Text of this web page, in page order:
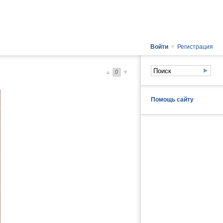
Войти ▼ Регистрация
▲ 0 ▼
Помощь сайту